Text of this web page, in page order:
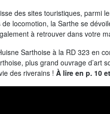
des sites touristiques,
locomotion, la Sarthe se
à retrouver dans votre
Sarthoise à la RD 323 en
plus grand ouvrage d’art
des riverains ! À lire en p. 10